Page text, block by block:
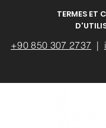
TERMES ET
+90 850 307 2737 |